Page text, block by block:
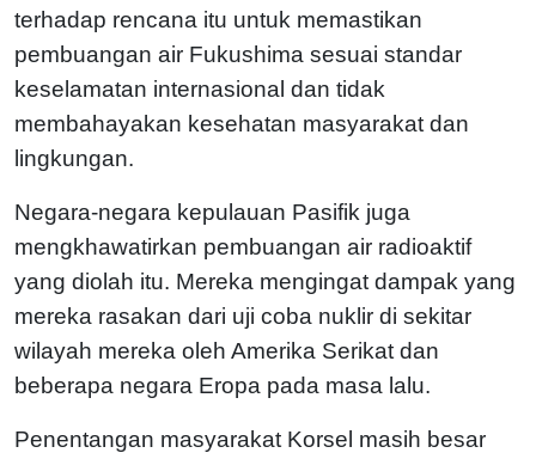
terhadap rencana itu untuk memastikan
pembuangan air Fukushima sesuai standar
keselamatan internasional dan tidak
membahayakan kesehatan masyarakat dan
lingkungan.
Negara-negara kepulauan Pasifik juga
mengkhawatirkan pembuangan air radioaktif
yang diolah itu. Mereka mengingat dampak yang
mereka rasakan dari uji coba nuklir di sekitar
wilayah mereka oleh Amerika Serikat dan
beberapa negara Eropa pada masa lalu.
Penentangan masyarakat Korsel masih besar